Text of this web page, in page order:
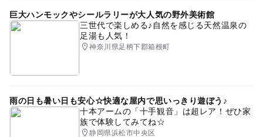
巨大ハンモックやシールラリーが大人気の野外美術館
三世代で楽しめる♪自然を感じる天然温泉の
足湯も人気！
神奈川県足柄下郡箱根町
雨の日も暑い日も安心☆快適な屋内で思いっきり遊ぼう♪
十本アームの「十手観音」は超レア！ぜひ家
族で体験してみてね☆
静岡県浜松市中央区